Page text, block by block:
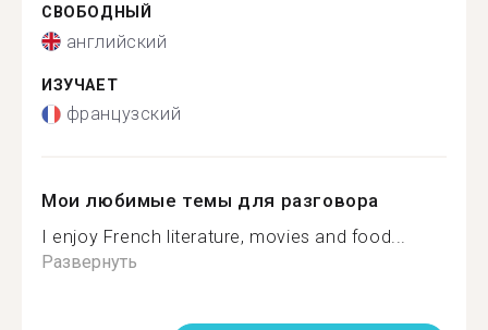
СВОБОДНЫЙ
английский
ИЗУЧАЕТ
французский
Мои любимые темы для разговора
I enjoy French literature, movies and food...
Развернуть